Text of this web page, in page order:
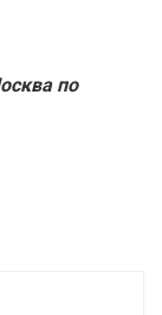
по